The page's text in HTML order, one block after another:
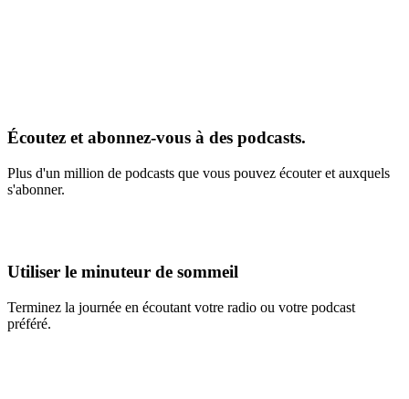
Écoutez et abonnez-vous à des podcasts.
Plus d'un million de podcasts que vous pouvez écouter et auxquels
s'abonner.
Utiliser le minuteur de sommeil
Terminez la journée en écoutant votre radio ou votre podcast
préféré.